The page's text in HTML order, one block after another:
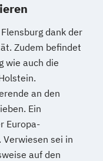
dank der
Zudem befindet
wie auch die
an den
Ein
Europa-
sei in
auf den